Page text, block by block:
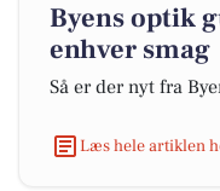
Byens optik
enhver smag
Så er der nyt fra
Læs hele artiklen